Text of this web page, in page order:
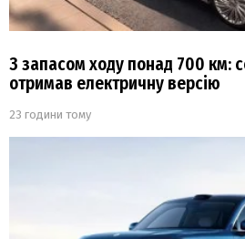
З запасом ходу понад 700 км:
отримав електричну версію
23 години тому